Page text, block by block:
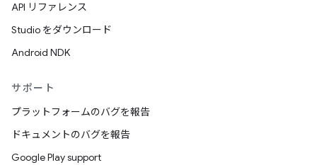
API リファレンス
Studio をダウンロード
Android NDK
サポート
プラットフォームのバグを報告
ドキュメントのバグを報告
Google Play support